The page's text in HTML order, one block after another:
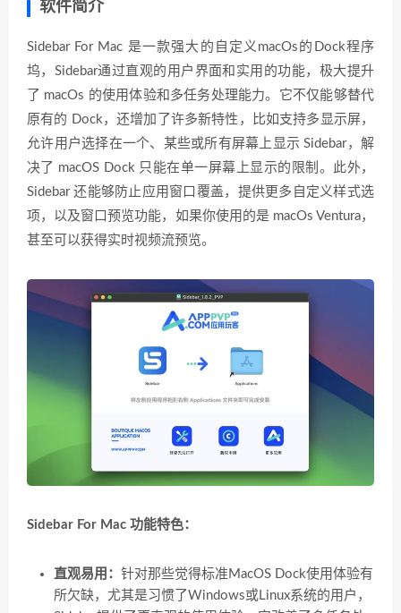
软件简介
Sidebar For Mac 是一款强大的自定义macOs的Dock程序
坞，Sidebar通过直观的用户界面和实用的功能，极大提升
了 macOs 的使用体验和多任务处理能力。它不仅能够替代
原有的 Dock，还增加了许多新特性，比如支持多显示屏，
允许用户选择在一个、某些或所有屏幕上显示 Sidebar，解
决了 macOS Dock 只能在单一屏幕上显示的限制。此外，
Sidebar 还能够防止应用窗口覆盖，提供更多自定义样式选
项，以及窗口预览功能，如果你使用的是 macOs Ventura，
甚至可以获得实时视频流预览。
Sidebar For Mac 功能特色：
直观易用： 针对那些觉得标准MacOS Dock使用体验有
所欠缺，尤其是习惯了Windows或Linux系统的用户，